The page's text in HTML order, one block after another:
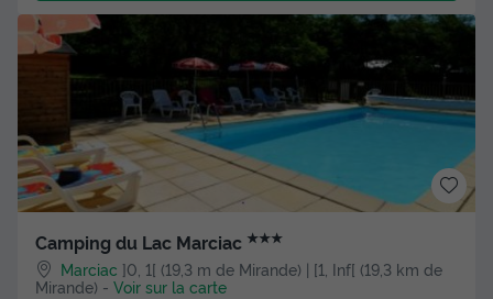
Camping du Lac Marciac ★★★
Marciac ]0, 1[ (19,3 m de Mirande) | [1, Inf[ (19,3 km de
Mirande) - Voir sur la carte